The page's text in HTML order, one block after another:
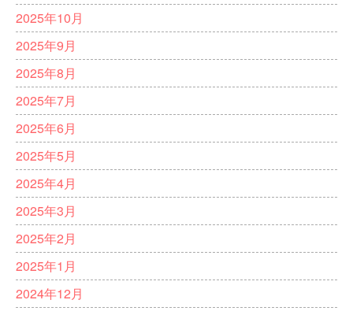
2025年10月
2025年9月
2025年8月
2025年7月
2025年6月
2025年5月
2025年4月
2025年3月
2025年2月
2025年1月
2024年12月